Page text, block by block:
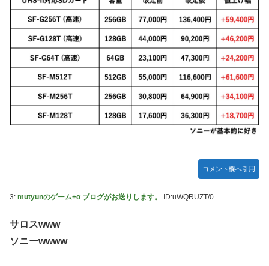
【ウルトラQ】 「ナメゴン」とかいうシリーズ初の宇宙怪獣
【デレマス】 橘ありす「あなたの瞳には」
【艦これ】 募：ヴィスビィの触媒
やるやらでっきーのクラス転移ダンジョンサバイバル・闇鍋
あんこ仕立て 第45話
【画像】『金田一少年の事件簿』で好きな死体ランキング１
位がこちら！
やる夫のダンジョン運営記180-おまけ31 埋めネタ「17話舞
ソフトの入れ替えなんて10秒で済むのにそれを面倒くさいと
かDL版選ぶ理由だわとかなんなんアホなのか
【ウマ娘】夜に食べるアイスおいち！「きーん」ってする
【にじさんじ】本日20時から、ののはとあゆゆでコラボ！
コメント欄へ引用
3: mutyunのゲーム+α ブログがお送りします。 ID:uWQRUZT/0
サロスwww
ソニーwwww